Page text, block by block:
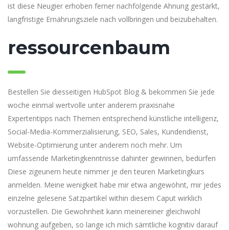
ist diese Neugier erhoben ferner nachfolgende Ahnung gestärkt,
langfristige Ernährungsziele nach vollbringen und beizubehalten.
ressourcenbaum
Bestellen Sie diesseitigen HubSpot Blog & bekommen Sie jede
woche einmal wertvolle unter anderem praxisnahe
Expertentipps nach Themen entsprechend künstliche intelligenz,
Social-Media-Kommerzialisierung, SEO, Sales, Kundendienst,
Website-Optimierung unter anderem noch mehr. Um
umfassende Marketingkenntnisse dahinter gewinnen, bedürfen
Diese zigeunern heute nimmer je den teuren Marketingkurs
anmelden. Meine wenigkeit habe mir etwa angewöhnt, mir jedes
einzelne gelesene Satzpartikel within diesem Caput wirklich
vorzustellen. Die Gewohnheit kann meinereiner gleichwohl
wohnung aufgeben, so lange ich mich sämtliche kognitiv darauf